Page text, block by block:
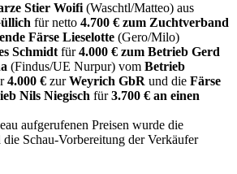
Stier Woifi (Waschtl/Matteo) aus
für netto 4.700 € zum Zuchtverband
Färse Lieselotte (Gero/Milo)
Schmidt für4.000 € zum Betrieb Gerd
(Findus/UE Nurpur) vom Betrieb
4.000 € zurWeyrich GbR und die Färse
Nils Niegisch für3.700 € an einen
aufgerufenen Preisen wurde die
Schau-Vorbereitung der Verkäufer